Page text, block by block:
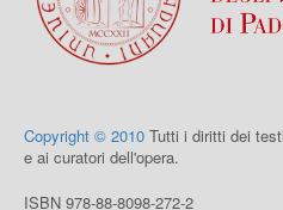
Copyright © 2010 Tutti i diritti dei
e ai curatori dell'opera.
ISBN 978-88-8098-272-2